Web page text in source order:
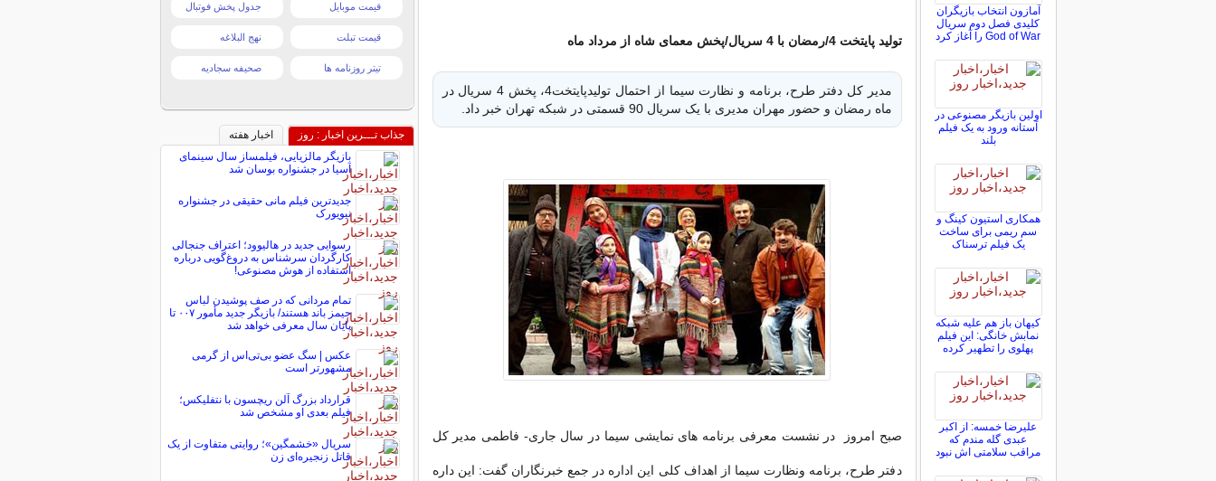
تولید پایتخت 4/رمضان با 4 سریال/پخش معمای شاه از مرداد ماه
مدیر کل دفتر طرح، برنامه و نظارت سیما از احتمال تولیدپایتخت4، پخش 4 سریال در
ماه رمضان و حضور مهران مدیری با یک سریال 90 قسمتی در شبکه تهران خبر داد.
صبح امروز در نشست معرفی برنامه های نمایشی سیما در سال جاری- فاطمی مدیر کل
دفتر طرح، برنامه ونظارت سیما از اهداف کلی این اداره در جمع خبرنگاران گفت: این داره
آمازون انتخاب بازیگران
کلیدی فصل دوم سریال
God of War را آغاز کرد
اولین بازیگر مصنوعی در
آستانه ورود به یک فیلم
بلند
همکاری استیون کینگ و
سم ریمی برای ساخت
یک فیلم ترسناک
کیهان باز هم علیه شبکه
نمابش خانگی: این فیلم
پهلوی را تطهیر کرده
علیرضا خمسه: از اکبر
عبدی گله مندم که
مراقب سلامتی اش نبود
قیمت موبایل جدول پخش فوتبال
قیمت تبلت نهج البلاغه
تیتر روزنامه ها صحیفه سجادیه
جذاب تـــرین اخبار : روز
اخبار هفته
بازیگر مالزیایی، فیلمساز سال سینمای
آسیا در جشنواره بوسان شد
جدیدترین فیلم مانی حقیقی در جشنواره
نیویورک
رسوایی جدید در هالیوود؛ اعتراف جنجالی
کارگردان سرشناس به دروغ‌گویی درباره
استفاده از هوش مصنوعی!
تمام مردانی که در صف پوشیدن لباس
جیمز باند هستند/ بازیگر جدید مأمور ۰۰۷ تا
پایان سال معرفی خواهد شد
عکس | سگ عضو بی‌تی‌اس از گرمی
مشهورتر است
قرارداد بزرگ آلن ریچسون با نتفلیکس؛
فیلم بعدی او مشخص شد
سریال «خشمگین»؛ روایتی متفاوت از یک
قاتل زنجیره‌ای زن